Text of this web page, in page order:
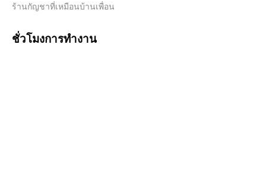
ร้านกัญชาที่เหมือนบ้านเพื่อน
ชั่วโมงการทำงาน